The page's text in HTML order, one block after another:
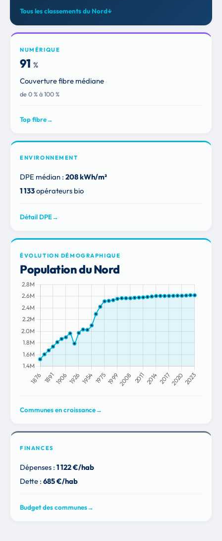
Tous les classements du Nord↓
NUMÉRIQUE
91 %
Couverture fibre médiane
de 0 % à 100 %
Top fibre→
ENVIRONNEMENT
DPE médian :208 kWh/m²
1 133opérateurs bio
Détail DPE→
ÉVOLUTION DÉMOGRAPHIQUE
Population du Nord
Communes en croissance→
FINANCES
Dépenses :1 122 €/hab
Dette :685 €/hab
Budget des communes→